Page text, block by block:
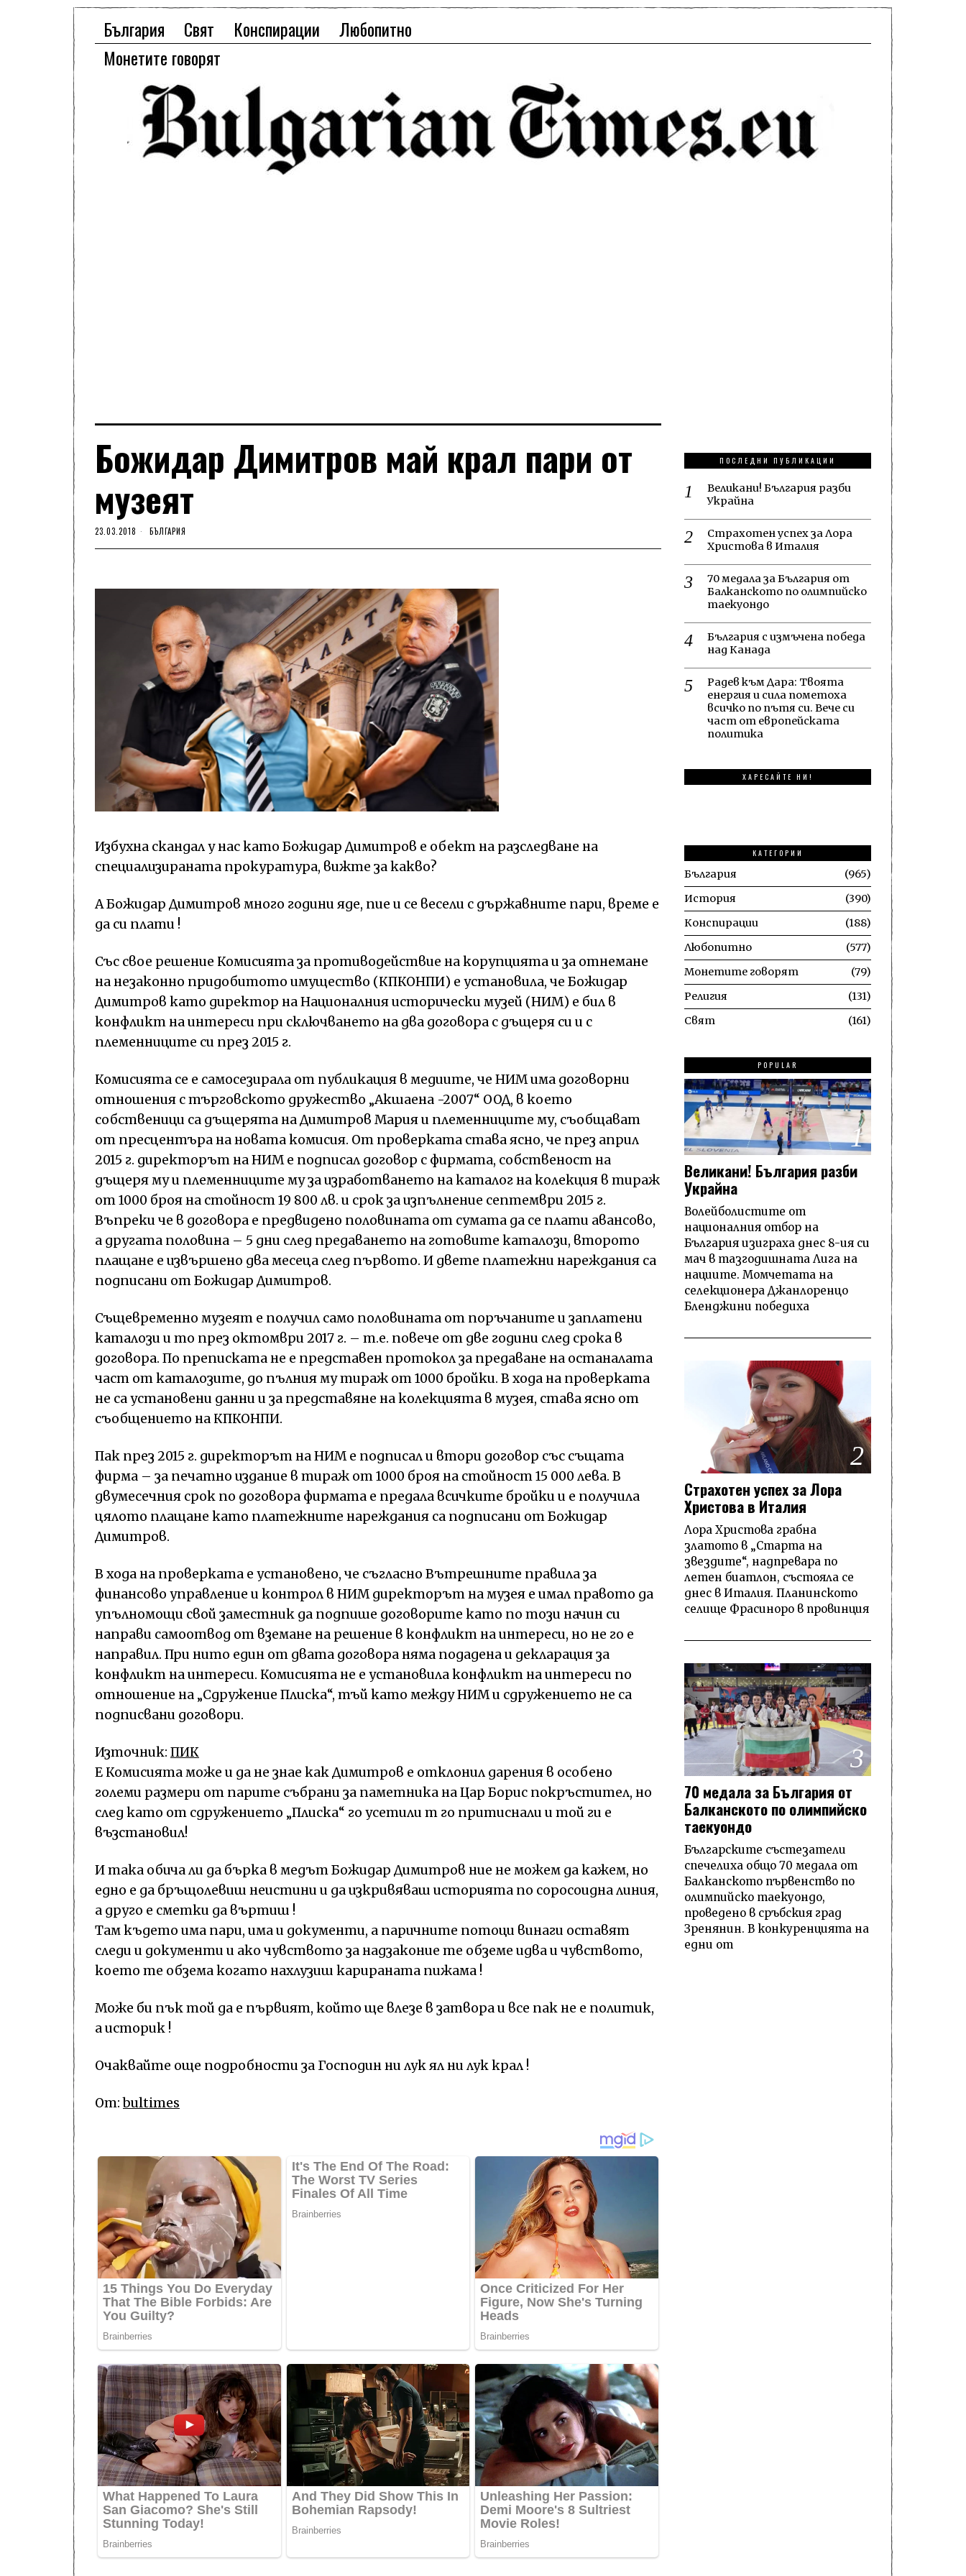
България Свят Конспирации
Любопитно
Монетите говорят
Божидар Димитров май крал пари от
музеят
23.03.2018 БЪЛГАРИЯ
Избухна скандал у нас като Божидар Димитров е обект на разследване на
специализираната прокуратура, вижте за какво?
А Божидар Димитров много години яде, пие и се весели с държавните пари, време е
да си плати !
Със свое решение Комисията за противодействие на корупцията и за отнемане
на незаконно придобитото имущество (КПКОНПИ) е установила, че Божидар
Димитров като директор на Националния исторически музей (НИМ) е бил в
конфликт на интереси при сключването на два договора с дъщеря си и с
племенниците си през 2015 г.
Комисията се е самосезирала от публикация в медиите, че НИМ има договорни
отношения с търговското дружество „Акшаена -2007“ ООД, в което
собственици са дъщерята на Димитров Мария и племенниците му, съобщават
от пресцентъра на новата комисия. От проверката става ясно, че през април
2015 г. директорът на НИМ е подписал договор с фирмата, собственост на
дъщеря му и племенниците му за изработването на каталог на колекция в тираж
от 1000 броя на стойност 19 800 лв. и срок за изпълнение септември 2015 г.
Въпреки че в договора е предвидено половината от сумата да се плати авансово,
а другата половина – 5 дни след предаването на готовите каталози, второто
плащане е извършено два месеца след първото. И двете платежни нареждания са
подписани от Божидар Димитров.
Същевременно музеят е получил само половината от поръчаните и заплатени
каталози и то през октомври 2017 г. – т.е. повече от две години след срока в
договора. По преписката не е представен протокол за предаване на останалата
част от каталозите, до пълния му тираж от 1000 бройки. В хода на проверката
не са установени данни и за представяне на колекцията в музея, става ясно от
съобщението на КПКОНПИ.
Пак през 2015 г. директорът на НИМ е подписал и втори договор със същата
фирма – за печатно издание в тираж от 1000 броя на стойност 15 000 лева. В
двумесечния срок по договора фирмата е предала всичките бройки и е получила
цялото плащане като платежните нареждания са подписани от Божидар
Димитров.
В хода на проверката е установено, че съгласно Вътрешните правила за
финансово управление и контрол в НИМ директорът на музея е имал правото да
упълномощи свой заместник да подпише договорите като по този начин си
направи самоотвод от вземане на решение в конфликт на интереси, но не го е
направил. При нито един от двата договора няма подадена и декларация за
конфликт на интереси. Комисията не е установила конфликт на интереси по
отношение на „Сдружение Плиска“, тъй като между НИМ и сдружението не са
подписвани договори.
Източник: ПИК
Е Комисията може и да не знае как Димитров е отклонил дарения в особено
големи размери от парите събрани за паметника на Цар Борис покръстител, но
след като от сдружението „Плиска“ го усетили т го притиснали и той ги е
възстановил!
И така обича ли да бърка в медът Божидар Димитров ние не можем да кажем, но
едно е да бръщолевиш неистини и да изкривяваш историята по соросоидна линия,
а друго е сметки да въртиш !
Там където има пари, има и документи, а паричните потоци винаги оставят
следи и документи и ако чувството за надзаконие те обземе идва и чувството,
което те обзема когато нахлузиш карираната пижама !
Може би пък той да е първият, който ще влезе в затвора и все пак не е политик,
а историк !
Очаквайте още подробности за Господин ни лук ял ни лук крал !
От:bultimes
ПОСЛЕДНИ ПУБЛИКАЦИИ
Великани! България разби
Украйна
Страхотен успех за Лора
Христова в Италия
70 медала за България от
Балканското по олимпийско
таекуондо
България с измъчена победа
над Канада
Радев към Дара: Твоята
енергия и сила пометоха
всичко по пътя си. Вече си
част от европейската
политика
ХАРЕСАЙТЕ НИ!
КАТЕГОРИИ
България
965
История
390
Конспирации
188
Любопитно
577
Монетите говорят
79
Религия
131
Свят
161
POPULAR
1
Великани! България разби
Украйна
Волейболистите от
националния отбор на
България изиграха днес 8-ия си
мач в тазгодишната Лига на
нациите. Момчетата на
селекционера Джанлоренцо
Бленджини победиха
2
Страхотен успех за Лора
Христова в Италия
Лора Христова грабна
златото в „Старта на
звездите“, надпревара по
летен биатлон, състояла се
днес в Италия. Планинското
селище Фрасиноро в провинция
3
70 медала за България от
Балканското по олимпийско
таекуондо
Българските състезатели
спечелиха общо 70 медала от
Балканското първенство по
олимпийско таекуондо,
проведено в сръбския град
Зренянин. В конкуренцията на
едни от